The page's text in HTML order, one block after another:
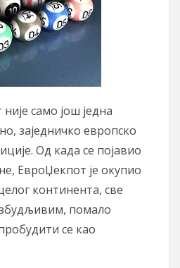
само још једна
заједничко европско
Од када се појавио
ЕвроЏекпот је окупио
континента, све
помало
се као